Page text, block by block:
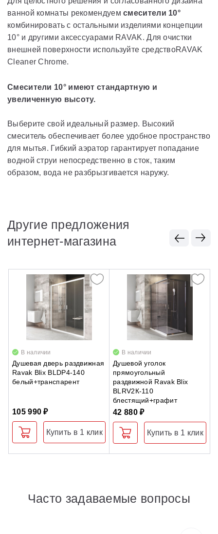
ванной комнаты рекомендуемсмесители 10°
комбинировать с остальными изделиями концепции
10° и другими аксессуарами RAVAK. Для очистки
внешней поверхности используйте средствоRAVAK
Cleaner Chrome.
Смесители 10° имеют стандартную и
увеличенную высоту.
Выберите свой идеальный размер. Высокий
смеситель обеспечивает более удобное пространство
для мытья. Гибкий аэратор гарантирует попадание
водной струи непосредственно в сток, таким
образом, вода не разбрызгивается наружу.
Другие предложения
интернет-магазина
В наличии
Душевая дверь раздвижная
Ravak Blix BLDP4-140
белый+транспарент
105 990 ₽
Купить в 1 клик
В наличии
Душевой уголок
прямоугольный
раздвижной Ravak Blix
BLRV2К-110
блестящий+графит
42 880 ₽
Купить в 1 клик
Часто задаваемые вопросы